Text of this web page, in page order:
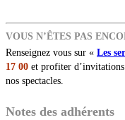
VOUS N’ÊTES PAS
Renseignez vous sur « Les
17 00 et profiter
nos spectacles.
Notes des adhérents